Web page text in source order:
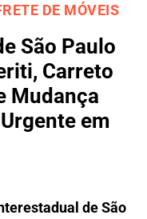
DE MÓVEIS
São Paulo
Carreto
Mudança
em
de São